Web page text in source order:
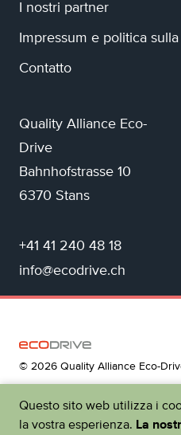
Questo sito web utilizza i
la vostra esperienza. La
I nostri partner
Impressum e politica
Contatto
Quality Alliance Eco-
Drive
Bahnhofstrasse 10
6370 Stans
+41 41 240 48 18
info@ecodrive.ch
© 2026 Quality Alliance Eco-